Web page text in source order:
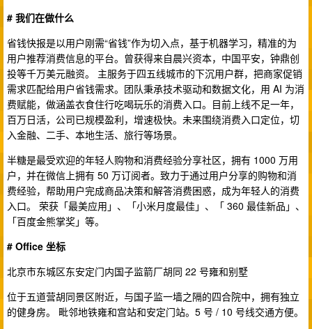
# 我们在做什么
省钱快报是以用户刚需“省钱”作为切入点，基于机器学习，精准的为
用户推荐消费信息的平台。曾获得来自晨兴资本，中国平安，钟鼎创
投等千万美元融资。 主服务于四五线城市的下沉用户群，把商家促销
需求匹配给用户省钱需求。团队秉承技术驱动和数据文化，用 AI 为消
费赋能，做涵盖衣食住行吃喝玩乐的消费入口。目前上线不足一年，
百万日活，公司已规模盈利，增速极快。未来围绕消费入口定位，切
入金融、二手、本地生活、旅行等场景。
半糖是最受欢迎的年轻人购物和消费经验分享社区，拥有 1000 万用
户，并在微信上拥有 50 万订阅者。致力于通过用户分享的购物和消
费经验，帮助用户完成商品决策和解答消费困惑，成为年轻人的消费
入口。 荣获「最美应用」、「小米月度最佳」、「 360 最佳新品」、
「百度金熊掌奖」等。
# Office 坐标
北京市东城区东安定门内国子监箭厂胡同 22 号雍和别墅
位于五道营胡同景区附近，与国子监一墙之隔的四合院中，拥有独立
的健身房。 毗邻地铁雍和宫站和安定门站。5 号 / 10 号线交通方便。